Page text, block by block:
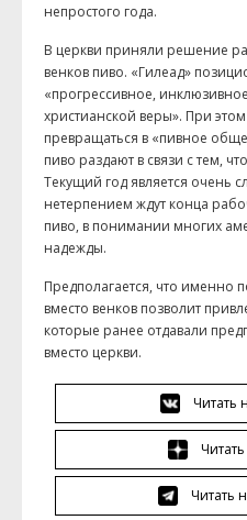
непростого года.
В церкви приняли решение
венков пиво. «Гилеад»
«прогрессивное,
христианской веры». При
превращаться в «пивное
пиво раздают в связи с тем,
Текущий год является очень
нетерпением ждут конца
пиво, в понимании многих
надежды.
Предполагается, что именно
вместо венков позволит
которые ранее отдавали
вместо церкви.
Читать
Читать